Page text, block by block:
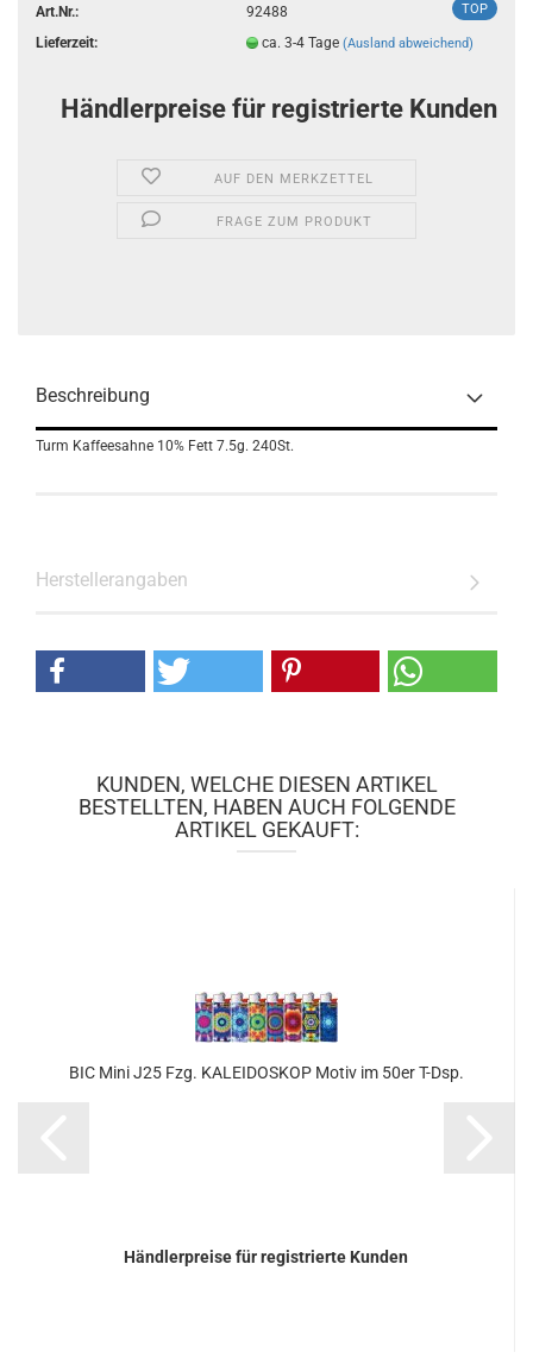
TOP
Art.Nr.:
92488
Lieferzeit:
ca. 3-4 Tage (Ausland abweichend)
Händlerpreise für registrierte Kunden
AUF DEN MERKZETTEL
FRAGE ZUM PRODUKT
Beschreibung
Turm Kaffeesahne 10% Fett 7.5g. 240St.
Herstellerangaben
KUNDEN, WELCHE DIESEN ARTIKEL
BESTELLTEN, HABEN AUCH FOLGENDE
ARTIKEL GEKAUFT:
BIC Mini J25 Fzg. KA­LEI­DO­SKOP Motiv im 50er T-Dsp.
Händlerpreise für registrierte Kunden